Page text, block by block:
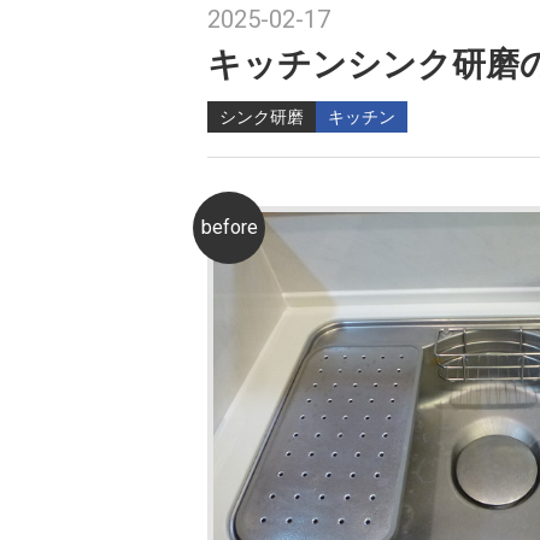
2025-02-17
キッチンシンク研磨
シンク研磨 キッチン